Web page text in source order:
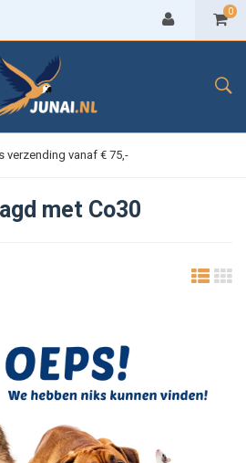
0
verzending vanaf € 75,-
met Co30